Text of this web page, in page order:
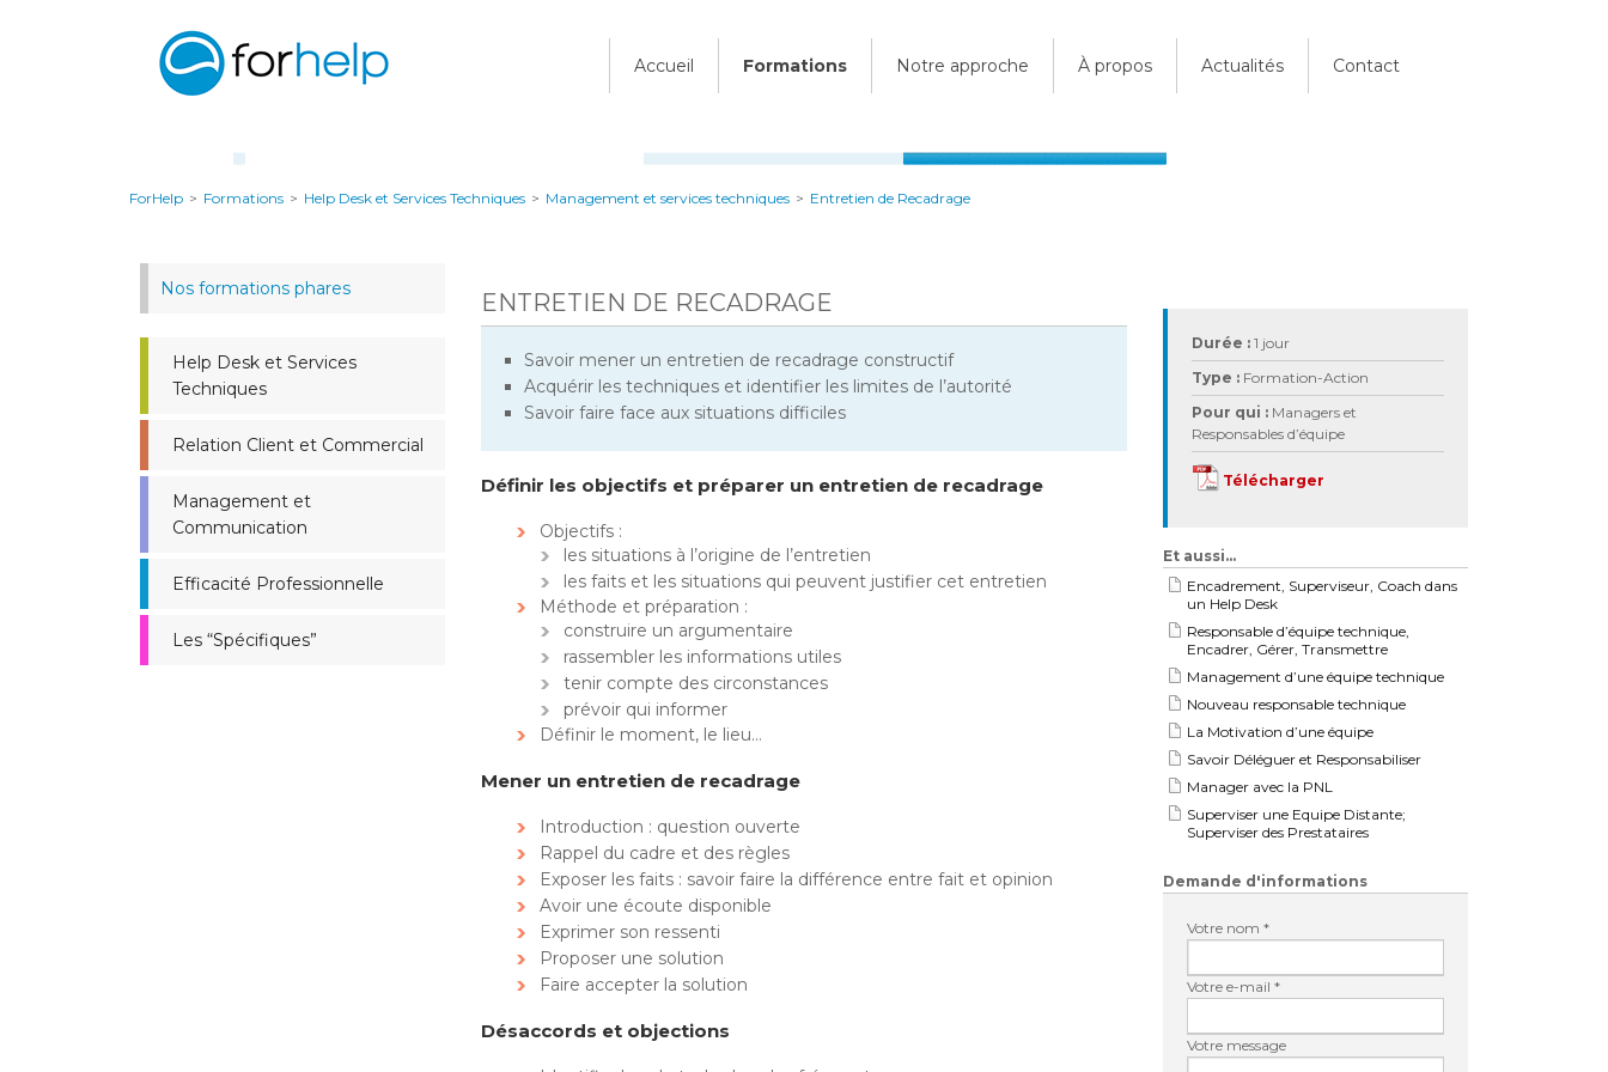
Accueil Formations Notre approche À propos Actualités Contact
ForHelp > Formations > Help Desk et Services Techniques > Management et services techniques > Entretien de Recadrage
Nos formations phares
Help Desk et Services
Techniques
Relation Client et Commercial
Management et
Communication
Efficacité Professionnelle
Les “Spécifiques”
ENTRETIEN DE RECADRAGE
Savoir mener un entretien de recadrage constructif
Acquérir les techniques et identifier les limites de l’autorité
Savoir faire face aux situations difficiles
Définir les objectifs et préparer un entretien de recadrage
Objectifs :
les situations à l’origine de l’entretien
les faits et les situations qui peuvent justifier cet entretien
Méthode et préparation :
construire un argumentaire
rassembler les informations utiles
tenir compte des circonstances
prévoir qui informer
Définir le moment, le lieu…
Mener un entretien de recadrage
Introduction : question ouverte
Rappel du cadre et des règles
Exposer les faits : savoir faire la différence entre fait et opinion
Avoir une écoute disponible
Exprimer son ressenti
Proposer une solution
Faire accepter la solution
Désaccords et objections
Durée : 1 jour
Type : Formation-Action
Pour qui : Managers et
Responsables d’équipe
Télécharger
Et aussi…
Encadrement, Superviseur, Coach dans
un Help Desk
Responsable d’équipe technique,
Encadrer, Gérer, Transmettre
Management d’une équipe technique
Nouveau responsable technique
La Motivation d’une équipe
Savoir Déléguer et Responsabiliser
Manager avec la PNL
Superviser une Equipe Distante;
Superviser des Prestataires
Demande d'informations
Votre nom *
Votre e-mail *
Votre message